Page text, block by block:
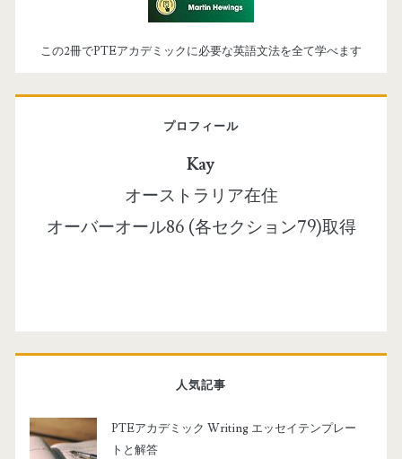
この2冊でPTEアカデミックに必要な英語文法を全て学べます
プロフィール
Kay
オーストラリア在住
オーバーオール86 (各セクション79)取得
人気記事
PTEアカデミック Writing エッセイテンプレー
トと解答